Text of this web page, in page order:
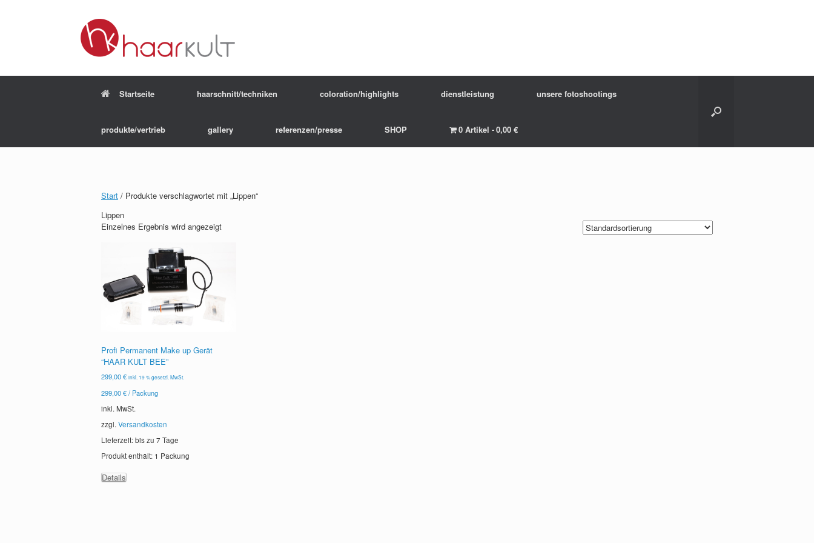
Startseite haarschnitt/techniken coloration/highlights dienstleistung unsere fotoshootings
produkte/vertrieb gallery referenzen/presse SHOP 0 Artikel 0,00 €
Start / Produkte verschlagwortet mit „Lippen“
Lippen
Einzelnes Ergebnis wird angezeigt
Profi Permanent Make up Gerät
“HAAR KULT BEE”
299,00€ inkl. 19 % gesetzl. MwSt.
299,00€/ Packung
inkl. MwSt.
zzgl.Versandkosten
Lieferzeit: bis zu 7 Tage
Produkt enthält: 1 Packung
Details